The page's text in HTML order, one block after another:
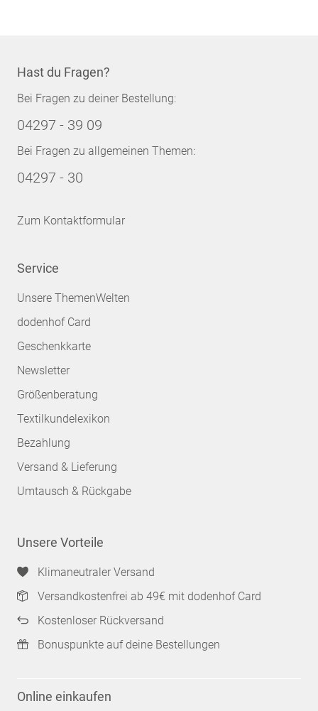
Hast du Fragen?
Bei Fragen zu deiner Bestellung:
04297 - 39 09
Bei Fragen zu allgemeinen Themen:
04297 - 30
Zum Kontaktformular
Service
Unsere ThemenWelten
dodenhof Card
Geschenkkarte
Newsletter
Größenberatung
Textilkundelexikon
Bezahlung
Versand & Lieferung
Umtausch & Rückgabe
Unsere Vorteile
Klimaneutraler Versand
Versandkostenfrei ab 49€ mit dodenhof Card
Kostenloser Rückversand
Bonuspunkte auf deine Bestellungen
Online einkaufen